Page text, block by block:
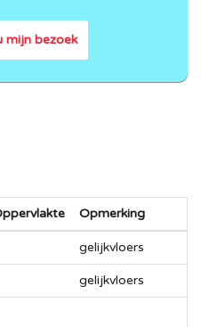
mijn bezoek
Opmerking
gelijkvloers
gelijkvloers